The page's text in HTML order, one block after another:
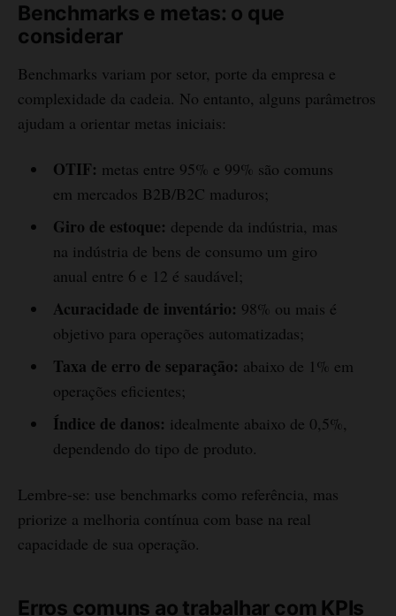
Benchmarks e metas: o que
considerar
Benchmarks variam por setor, porte da empresa e
complexidade da cadeia. No entanto, alguns parâmetros
ajudam a orientar metas iniciais:
OTIF: metas entre 95% e 99% são comuns
em mercados B2B/B2C maduros;
Giro de estoque: depende da indústria, mas
na indústria de bens de consumo um giro
anual entre 6 e 12 é saudável;
Acuracidade de inventário: 98% ou mais é
objetivo para operações automatizadas;
Taxa de erro de separação: abaixo de 1% em
operações eficientes;
Índice de danos: idealmente abaixo de 0,5%,
dependendo do tipo de produto.
Lembre-se: use benchmarks como referência, mas
priorize a melhoria contínua com base na real
capacidade de sua operação.
Erros comuns ao trabalhar com KPIs